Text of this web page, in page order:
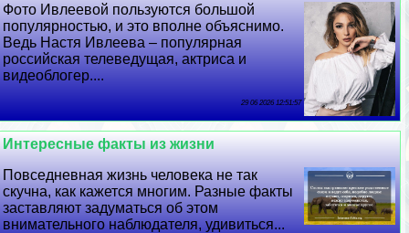
Фото Ивлеевой пользуются большой
популярностью, и это вполне объяснимо.
Ведь Настя Ивлеева – популярная
российская телеведущая, актриса и
видеоблогер....
29 06 2026 12:51:57
Интересные факты из жизни
Повседневная жизнь человека не так
скучна, как кажется многим. Разные факты
заставляют задуматься об этом
внимательного наблюдателя, удивиться...